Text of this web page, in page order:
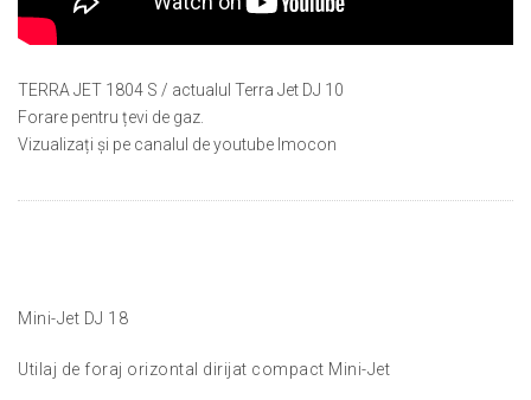
TERRA JET 1804 S / actualul Terra Jet DJ 10
Forare pentru țevi de gaz.
Vizualizați și pe canalul de youtube Imocon
Mini-Jet DJ 18
Utilaj de foraj orizontal dirijat compact Mini-Jet